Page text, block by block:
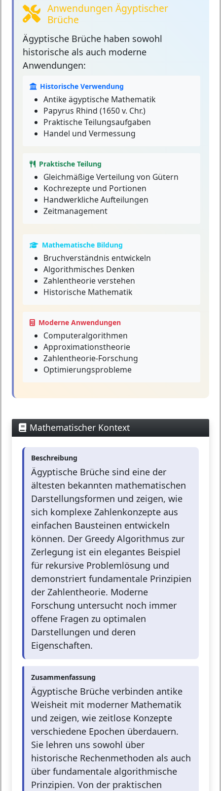
Anwendungen Ägyptischer
Brüche
Ägyptische Brüche haben sowohl
historische als auch moderne
Anwendungen:
Historische Verwendung
Antike ägyptische Mathematik
Papyrus Rhind (1650 v. Chr.)
Praktische Teilungsaufgaben
Handel und Vermessung
Praktische Teilung
Gleichmäßige Verteilung von Gütern
Kochrezepte und Portionen
Handwerkliche Aufteilungen
Zeitmanagement
Mathematische Bildung
Bruchverständnis entwickeln
Algorithmisches Denken
Zahlentheorie verstehen
Historische Mathematik
Moderne Anwendungen
Computeralgorithmen
Approximationstheorie
Zahlentheorie-Forschung
Optimierungsprobleme
Mathematischer Kontext
Beschreibung
Ägyptische Brüche sind eine der
ältesten bekannten mathematischen
Darstellungsformen und zeigen, wie
sich komplexe Zahlenkonzepte aus
einfachen Bausteinen entwickeln
können. Der Greedy Algorithmus zur
Zerlegung ist ein elegantes Beispiel
für rekursive Problemlösung und
demonstriert fundamentale Prinzipien
der Zahlentheorie. Moderne
Forschung untersucht noch immer
offene Fragen zu optimalen
Darstellungen und deren
Eigenschaften.
Zusammenfassung
Ägyptische Brüche verbinden antike
Weisheit mit moderner Mathematik
und zeigen, wie zeitlose Konzepte
verschiedene Epochen überdauern.
Sie lehren uns sowohl über
historische Rechenmethoden als auch
über fundamentale algorithmische
Prinzipien. Von der praktischen